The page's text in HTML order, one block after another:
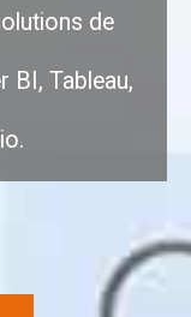
de
BI, Tableau,